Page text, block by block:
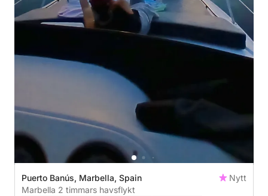
Puerto Banús, Marbella, Spain
Nytt
Marbella 2 timmars havsflykt